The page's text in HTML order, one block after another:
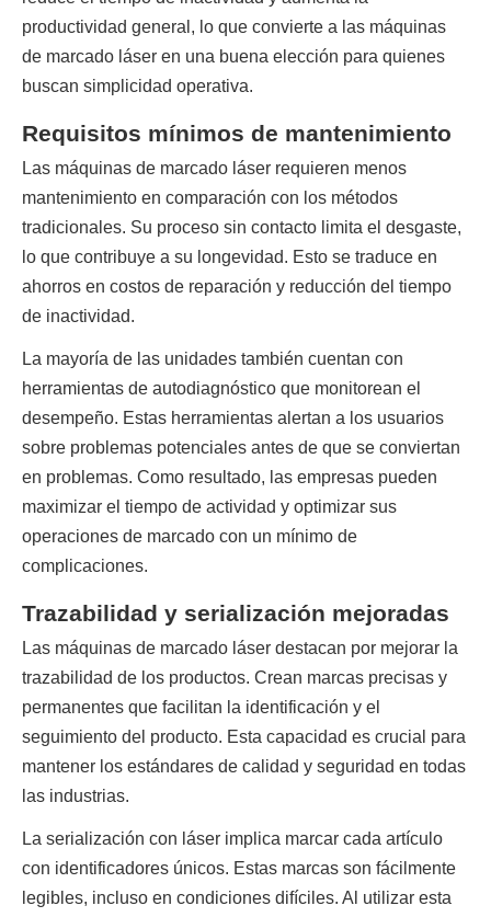
productividad general, lo que convierte a las máquinas
de marcado láser en una buena elección para quienes
buscan simplicidad operativa.
Requisitos mínimos de mantenimiento
Las máquinas de marcado láser requieren menos
mantenimiento en comparación con los métodos
tradicionales. Su proceso sin contacto limita el desgaste,
lo que contribuye a su longevidad. Esto se traduce en
ahorros en costos de reparación y reducción del tiempo
de inactividad.
La mayoría de las unidades también cuentan con
herramientas de autodiagnóstico que monitorean el
desempeño. Estas herramientas alertan a los usuarios
sobre problemas potenciales antes de que se conviertan
en problemas. Como resultado, las empresas pueden
maximizar el tiempo de actividad y optimizar sus
operaciones de marcado con un mínimo de
complicaciones.
Trazabilidad y serialización mejoradas
Las máquinas de marcado láser destacan por mejorar la
trazabilidad de los productos. Crean marcas precisas y
permanentes que facilitan la identificación y el
seguimiento del producto. Esta capacidad es crucial para
mantener los estándares de calidad y seguridad en todas
las industrias.
La serialización con láser implica marcar cada artículo
con identificadores únicos. Estas marcas son fácilmente
legibles, incluso en condiciones difíciles. Al utilizar esta